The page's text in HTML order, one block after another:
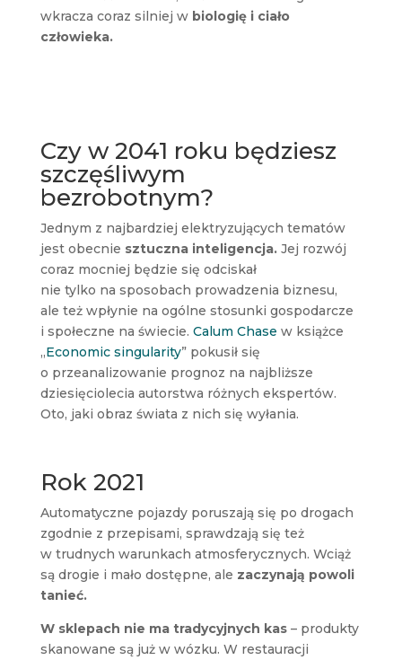
wkracza coraz silniej w biologię i ciało
człowieka.
Czy w 2041 roku będziesz
szczęśliwym
bezrobotnym?
Jednym z najbardziej elektryzujących tematów
jest obecnie sztuczna inteligencja.Jej rozwój
coraz mocniej będzie się odciskał
nie tylko na sposobach prowadzenia biznesu,
ale też wpłynie na ogólne stosunki gospodarcze
i społeczne na świecie. Calum Chase w książce
„Economic singularity” pokusił się
o przeanalizowanie prognoz na najbliższe
dziesięciolecia autorstwa różnych ekspertów.
Oto, jaki obraz świata z nich się wyłania.
Rok 2021
Automatyczne pojazdy poruszają się po drogach
zgodnie z przepisami, sprawdzają się też
w trudnych warunkach atmosferycznych. Wciąż
są drogie i mało dostępne, ale zaczynają powoli
tanieć.
W sklepach nie ma tradycyjnych kas– produkty
skanowane są już w wózku. W restauracji